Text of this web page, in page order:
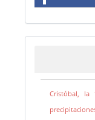
Cristóbal, la